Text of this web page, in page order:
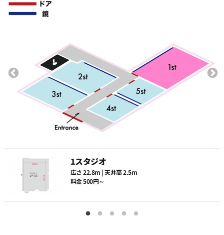
11:00
13:30
1スタジオ
広さ 22.8m | 天井高 2.5m
料金 500円～